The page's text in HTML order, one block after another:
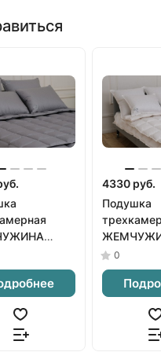
4330 руб.
Подушка
белая
0